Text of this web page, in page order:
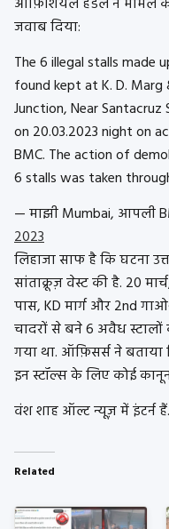
जवाब दिया:
The 6 illegal stalls made
found kept at K. D. Marg
Junction, Near
on 20.03.2023 night on
BMC. The action of
6 stalls was taken
— माझी Mumbai, आपली
2023
लिहाजा साफ है कि घटना
सांताक्रूज़ वेस्ट की है. 20
पास, KD मार्ग और 2nd
चादरों से बने 6 अवैध
गया था. ऑफ़िसर्स ने
इन स्टॉल्स के लिए कोई
वंश शाह ऑल्ट न्यूज़ में इंटर्न हैं.
Related